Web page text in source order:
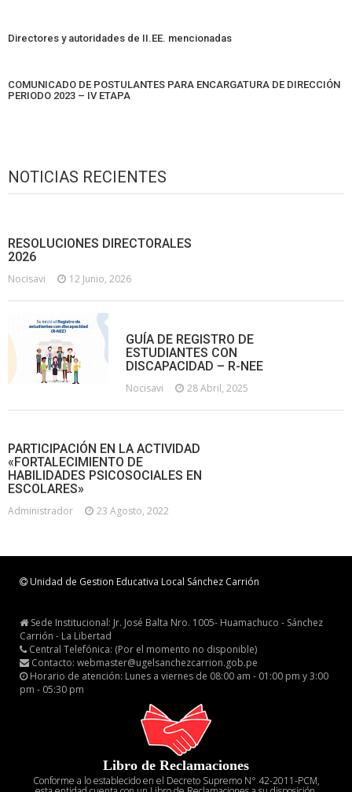
Directores y autoridades de II.EE. mencionadas
COMUNICADO DE POSTULANTES PARA ENCARGATURA DE DIRECCIÓN
PERIODO 2023 – IV ETAPA
NOTICIAS RECIENTES
RESOLUCIONES DIRECTORALES
2026
Nocisavi 12 Junio, 2026
GUÍA DE REGISTRO DE
ESTUDIANTES CON
DISCAPACIDAD – R-NEE
Nocisavi 28 Abril, 2025
PARTICIPACIÓN EN LA ACTIVIDAD
«FORTALECIMIENTO DE
HABILIDADES PSICOSOCIALES EN
ESCOLARES»
Administrador 23 Agosto, 2022
Unidad de Gestion Educativa Local Sánchez Carrión
Sede Institucional: Jr. José Balta Nro. 1005- Huamachuco - Sánchez
Carrión - La Libertad
Central Telefónica: (Por el momento no disponible)
Contacto: webmaster@ugelsanchezcarrion.gob.pe
Horario de atención: Lunes a viernes de 08:00 am - 01:00 pm y 3:00
pm - 05:30 pm
Libro de Reclamaciones
Conforme a lo establecido en el Decreto Supremo N° 42-2011-PCM,